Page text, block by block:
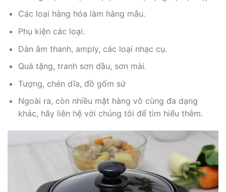
Các loại hàng hóa làm hàng mẫu.
Phụ kiện các loại.
Dàn âm thanh, amply, các loại nhạc cụ.
Quà tặng, tranh sơn dầu, sơn mài.
Tượng, chén dĩa, đồ gốm sứ
Ngoài ra, còn nhiều mặt hàng vô cùng đa dạng
khác, hãy liên hệ với chúng tôi để tìm hiểu thêm.